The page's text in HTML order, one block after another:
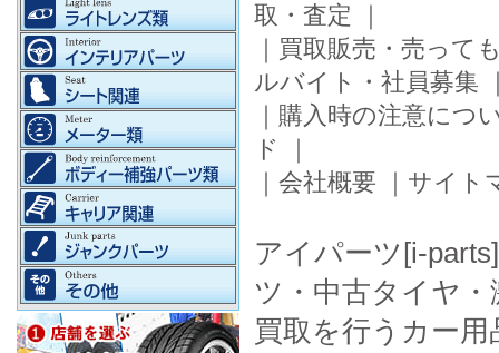
取・査定 ｜
｜ 買取販売・売って
ルバイト・社員募集
｜ 購入時の注意につ
ド
｜
｜ 会社概要 ｜ サイト
アイパーツ[i-
ツ・中古タイヤ
買取を行うカー